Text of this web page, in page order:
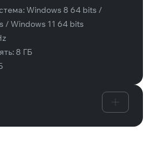
Windows 8 64 bits /
/ Windows 11 64 bits
8 ГБ